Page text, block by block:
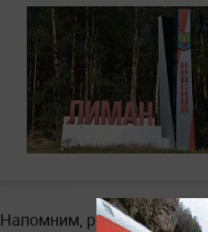
Напомним, ранее